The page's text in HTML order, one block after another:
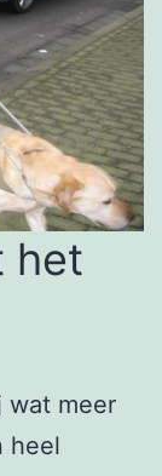
het
wat meer
heel